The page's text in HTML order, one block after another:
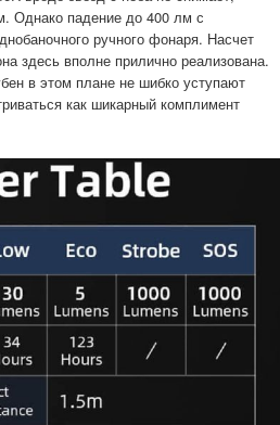
Однако падение до 400 лм с
ручного фонаря. Насчет
здесь вполне прилично реализована.
в этом плане не шибко уступают
как шикарный комплимент